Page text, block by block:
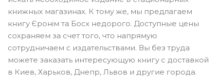
книжных магазинах. К тому же, мы предлагаем
книгу Єронім та Босх недорого. Доступные цены
сохраняем за счет того, что напрямую
сотрудничаем с издательствами. Вы без труда
можете заказать интересующую книгу с доставкой
в Киев, Харьков, Днепр, Львов и другие города.